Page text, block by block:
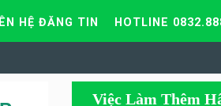
HỆ ĐĂNG TIN HOTLINE
Việc Làm Thêm